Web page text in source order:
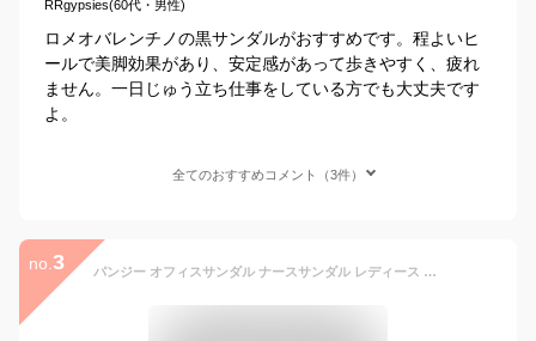
RRgypsies(60代・男性)
ロメオバレンチノの黒サンダルがおすすめです。程よいヒ
ールで美脚効果があり、安定感があって歩きやすく、疲れ
ません。一日じゅう立ち仕事をしている方でも大丈夫です
よ。
全てのおすすめコメント（3件）
no. 3 パンジー オフィスサンダル ナースサンダル レディース サンダル 黒 白 疲れない 疲れにくい 静音 美脚 厚底 軽量 バックバンド ストラップ おしゃれ Pansy 5302 5303 送料無料